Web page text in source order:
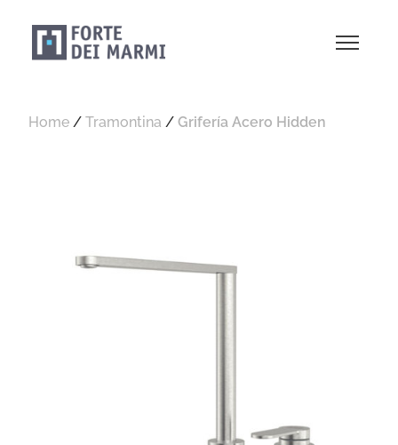
Home /Tramontina / Grifería Acero Hidden